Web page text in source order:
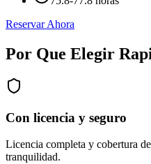
Reservar Ahora
Por Que Elegir
Con licencia y seguro
Licencia completa y cobertura
tranquilidad.